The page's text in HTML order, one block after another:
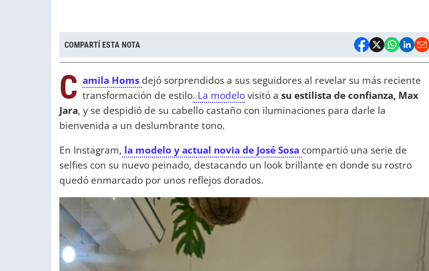
COMPARTÍ ESTA NOTA
C amila Homs dejó sorprendidos a sus seguidores al revelar su más reciente
transformación de estilo. La modelovisitó a su estilista de confianza, Max
Jara, y se despidió de su cabello castaño con iluminaciones para darle la
bienvenida a un deslumbrante tono.
En Instagram, la modelo y actual novia de José Sosa compartió una serie de
selfies con su nuevo peinado, destacando un look brillante en donde su rostro
quedó enmarcado por unos reflejos dorados.